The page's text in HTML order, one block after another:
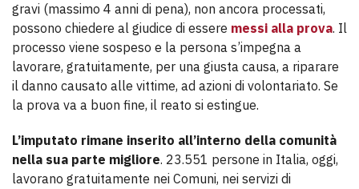
gravi (massimo 4 anni di pena), non ancora processati,
possono chiedere al giudice di essere messi alla prova. Il
processo viene sospeso e la persona s’impegna a
lavorare, gratuitamente, per una giusta causa, a riparare
il danno causato alle vittime, ad azioni di volontariato. Se
la prova va a buon fine, il reato si estingue.
L’imputato rimane inserito all’interno della comunità
nella sua parte migliore. 23.551 persone in Italia, oggi,
lavorano gratuitamente nei Comuni, nei servizi di